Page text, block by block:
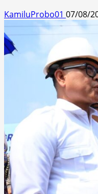
KamiluProbo01 07/08/